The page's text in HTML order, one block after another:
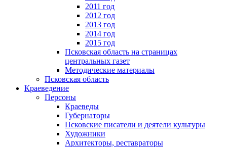
2011 год
2012 год
2013 год
2014 год
2015 год
Псковская область на страницах
центральных газет
Методические материалы
Псковская область
Краеведение
Персоны
Краеведы
Губернаторы
Псковские писатели и деятели культуры
Художники
Архитекторы, реставраторы